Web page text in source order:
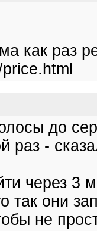
как раз
до
раз -
через 3
так они
не